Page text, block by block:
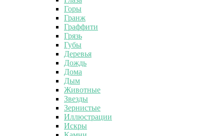
Горы
Гранж
Граффити
Грязь
Губы
Деревья
Дождь
Дома
Дым
Животные
Звезды
Зернистые
Иллюстрации
Искры